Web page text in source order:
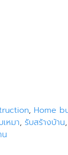
, Home
เหมา, รับสร้างบ้าน,